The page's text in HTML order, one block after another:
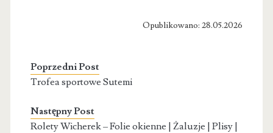
Opublikowano: 28.05.2026
Poprzedni Post
Trofea sportowe Sutemi
Następny Post
Rolety Wicherek – Folie okienne | Żaluzje | Plisy |